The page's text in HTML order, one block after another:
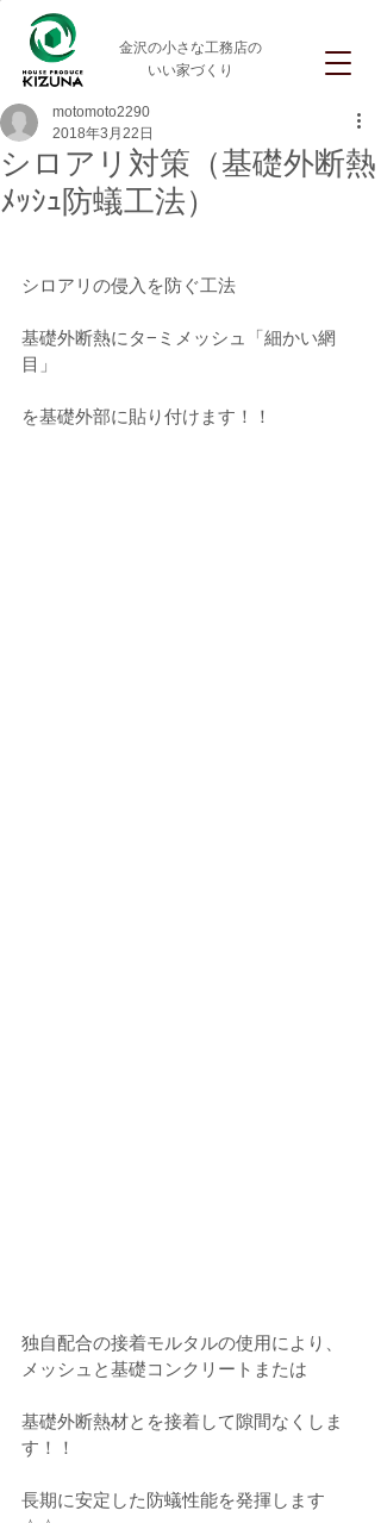
金沢の小さな工務店の
いい家づくり
シロアリ対策（基礎外断熱
ﾒｯｼｭ防蟻工法）
motomoto2290
2018年3月22日
シロアリの侵入を防ぐ工法
基礎外断熱にタ−ミメッシュ「細かい網
目」
を基礎外部に貼り付けます！！
独自配合の接着モルタルの使用により、
メッシュと基礎コンクリートまたは
基礎外断熱材とを接着して隙間なくしま
す！！
長期に安定した防蟻性能を発揮します